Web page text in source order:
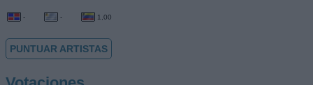
- - 1,00
PUNTUAR ARTISTAS